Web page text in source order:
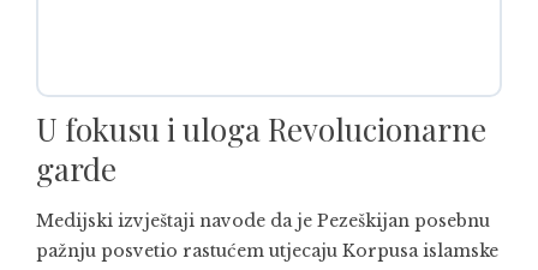
U fokusu i uloga Revolucionarne
garde
Medijski izvještaji navode da je Pezeškijan posebnu
pažnju posvetio rastućem utjecaju Korpusa islamske